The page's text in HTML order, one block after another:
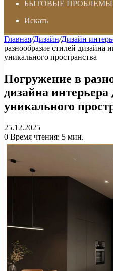
БЫТОВЫЕ ПРОБЛЕМЫ
Искать
Главная/Дизайн/Дизайн
разнообразие стилей дизайна
уникального пространства
Погружение в
дизайна интерьера
уникального
25.12.2025
0 Время чтения: 5 мин.